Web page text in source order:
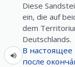
Diese
ein, die auf
dem
Deutschlands.
В настоящее
после